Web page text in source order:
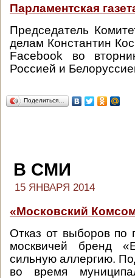
Парламентская
Председатель
делам Константин
Facebook во
Россией и
Поделиться…
В СМИ
15 ЯНВАРЯ 2014
«Московский
Отказ от выборов по
москвичей бренд
сильную аллергию.
во время